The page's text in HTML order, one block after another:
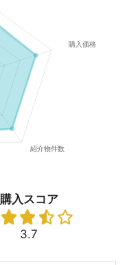
購入スコア
3.7